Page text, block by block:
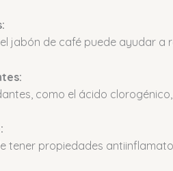
jabón de café puede ayudar a
como el ácido
tener propiedades